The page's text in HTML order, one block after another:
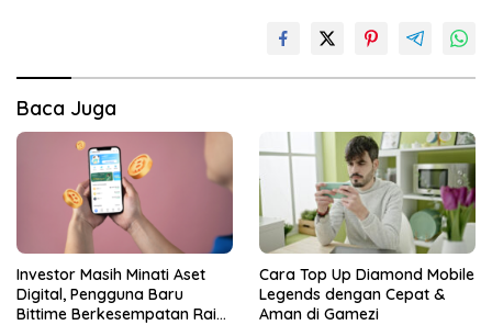
Baca Juga
Investor Masih Minati Aset
Digital, Pengguna Baru
Bittime Berkesempatan Raih
Cara Top Up Diamond Mobile
Legends dengan Cepat &
Aman di Gamezi